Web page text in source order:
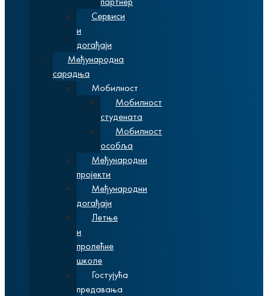
Сервиси
и
догађаји
Међународна
сарадња
Мобилност
Мобилност
студената
Мобилност
особља
Међународни
пројекти
Међународни
догађаји
Летње
и
пролећне
школе
Гостујућа
предавања